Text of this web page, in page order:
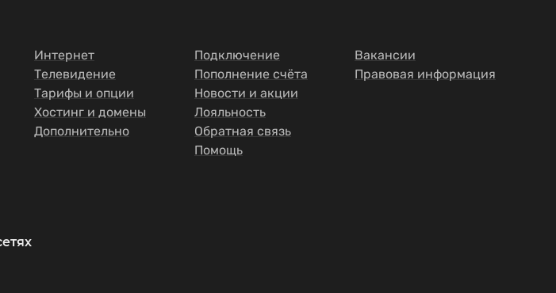
Интернет
Телевидение
Тарифы и опции
Хостинг и домены
Дополнительно
Подключение
Пополнение счёта
Новости и акции
Лояльность
Обратная связь
Помощь
Вакансии
Правовая информация